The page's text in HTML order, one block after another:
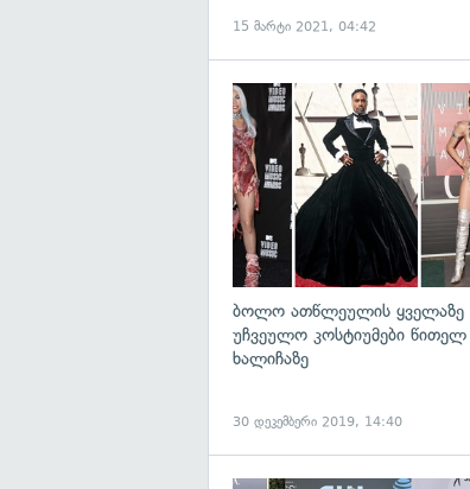
15 მარტი 2021, 04:42
ბოლო ათწლეულის ყველაზე
უჩვეულო კოსტიუმები წითელ
ხალიჩაზე
30 დეკემბერი 2019, 14:40